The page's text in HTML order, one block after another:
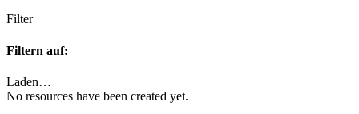
Filter
Filtern auf:
Laden…
No resources have been created yet.